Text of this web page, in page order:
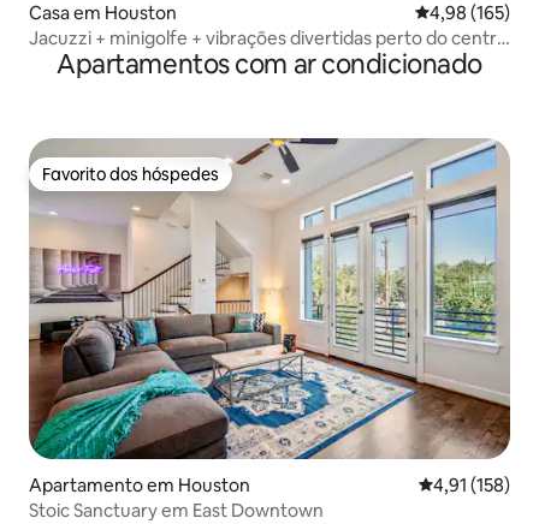
Casa em Houston Classificação
4,98 (165)
Jacuzzi + minigolfe + vibrações divertidas perto do centro
da cidade
Apartamentos com ar condicionado
Favorito dos hóspedes
Favorito dos hóspedes
Apartamento em Houston Classificação
4,91 (158)
Stoic Sanctuary em East Downtown